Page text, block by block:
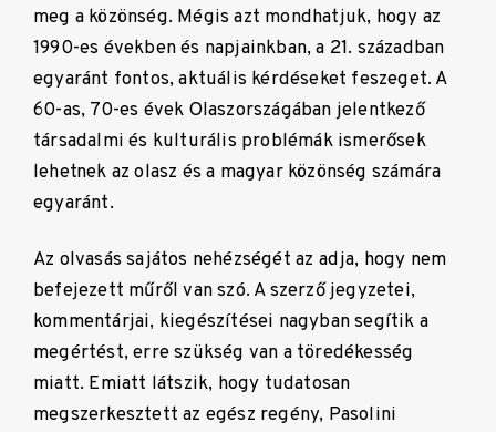
meg a közönség. Mégis azt mondhatjuk, hogy az
1990-es években és napjainkban, a 21. században
egyaránt fontos, aktuális kérdéseket feszeget. A
60-as, 70-es évek Olaszországában jelentkező
társadalmi és kulturális problémák ismerősek
lehetnek az olasz és a magyar közönség számára
egyaránt.
Az olvasás sajátos nehézségét az adja, hogy nem
befejezett műről van szó. A szerző jegyzetei,
kommentárjai, kiegészítései nagyban segítik a
megértést, erre szükség van a töredékesség
miatt. Emiatt látszik, hogy tudatosan
megszerkesztett az egész regény, Pasolini